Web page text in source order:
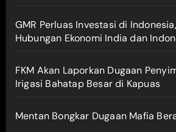
GMR Perluas Investasi di
Hubungan Ekonomi India dan
FKM Akan Laporkan Dugaan
Irigasi Bahatap Besar di Kapuas
Mentan Bongkar Dugaan Mafia